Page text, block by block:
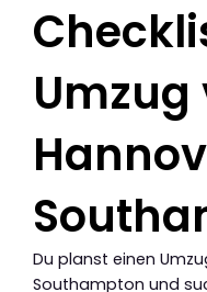
Umzug
Du planst einen
Southampton und